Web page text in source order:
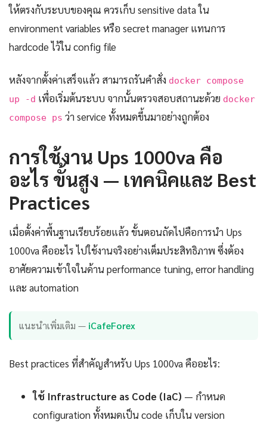
ให้ตรงกับระบบของคุณ ควรเก็บ sensitive data ใน
environment variables หรือ secret manager แทนการ
hardcode ไว้ใน config file
หลังจากตั้งค่าเสร็จแล้ว สามารถรันคำสั่ง docker compose
up -d เพื่อเริ่มต้นระบบ จากนั้นตรวจสอบสถานะด้วย docker
compose ps ว่า service ทั้งหมดขึ้นมาอย่างถูกต้อง
การใช้งาน Ups 1000va คือ
อะไร ขั้นสูง — เทคนิคและ Best
Practices
เมื่อตั้งค่าพื้นฐานเรียบร้อยแล้ว ขั้นตอนถัดไปคือการนำ Ups
1000va คืออะไร ไปใช้งานจริงอย่างเต็มประสิทธิภาพ ซึ่งต้อง
อาศัยความเข้าใจในด้าน performance tuning, error handling
และ automation
แนะนำเพิ่มเติม — iCafeForex
Best practices ที่สำคัญสำหรับ Ups 1000va คืออะไร:
ใช้ Infrastructure as Code (IaC) — กำหนด
configuration ทั้งหมดเป็น code เก็บใน version